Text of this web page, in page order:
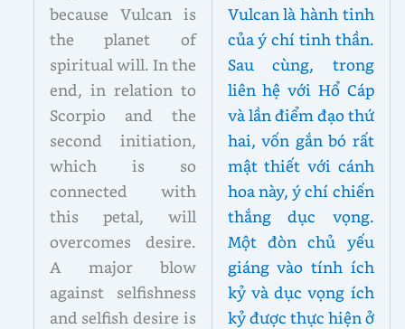
because Vulcan is
the planet of
spiritual will. In the
end, in relation to
Scorpio and the
second initiation,
which is so
connected with
this petal, will
overcomes desire.
A major blow
against selfishness
and selfish desire is
Vulcan là hành tinh
của ý chí tinh thần.
Sau cùng, trong
liên hệ với Hổ Cáp
và lần điểm đạo thứ
hai, vốn gắn bó rất
mật thiết với cánh
hoa này, ý chí chiến
thắng dục vọng.
Một đòn chủ yếu
giáng vào tính ích
kỷ và dục vọng ích
kỷ được thực hiện ở